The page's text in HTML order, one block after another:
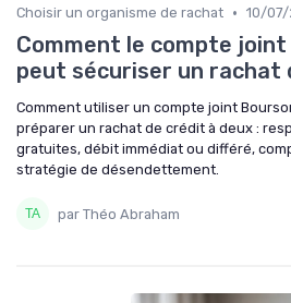
Choisir un organisme de rachat • 10/
Comment le compte
peut sécuriser un rachat
Comment utiliser un compte joint
préparer un rachat de crédit à deux :
gratuites, débit immédiat ou différé,
stratégie de désendettement.
par Théo Abraham